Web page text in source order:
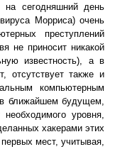
на сегодняшний день
Морриса) очень
преступлений
не приносит никакой
известность), а в
отсутствует также и
компьютерным
ближайшем будущем,
необходимого уровня,
хакерами этих
мест, учитывая,